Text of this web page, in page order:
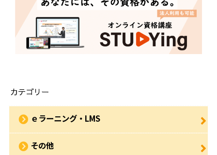
カテゴリー
ｅラーニング・LMS
その他